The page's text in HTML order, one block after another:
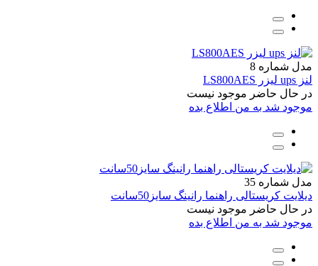
مدل شماره 8
لنز ups لیزر LS800AES
در حال حاضر موجود نیست
موجود شد به من اطلاع بده
مدل شماره 35
دیلایت کریستالی راهنما رانینگ سایز50سانت
در حال حاضر موجود نیست
موجود شد به من اطلاع بده